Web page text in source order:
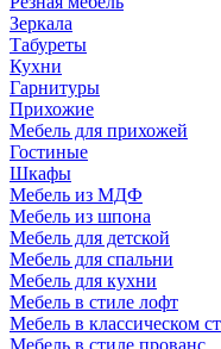
Зеркала
Табуреты
Кухни
Гарнитуры
Прихожие
Мебель для прихожей
Гостиные
Шкафы
Мебель из МДФ
Мебель из шпона
Мебель для детской
Мебель для спальни
Мебель для кухни
Мебель в стиле лофт
Мебель в классическом
Мебель в стиле прованс